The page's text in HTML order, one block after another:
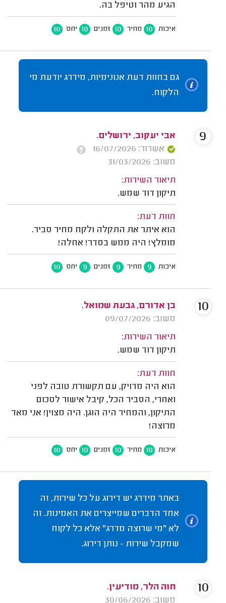
הגיע מהר וטיפל בה.
איכות 10 מחיר 10 זמנים 10 יחס 10
גם בחוות דעת אנונימיות, מידרג יודעת מי
הלקוח.
אבי יעקוב, ירושלים.
אשרור: 16/07/2026
משוב: 31/03/2026
תיאור השירות:
תיקון דוד שמש.
חוות דעת:
הוא איתר את התקלה ולקח מחיר סביר.
מומלץ! היה ממש בסדר! אחלה!
איכות 9 מחיר 9 זמנים 9 יחס 10
9
בן אדורם, גבעת שמואל.
משוב: 09/07/2026
תיאור השירות:
תיקון דוד שמש.
חוות דעת:
הוא היה מדויק, עם תקשורת טובה לפני
ואחרי, הסביר הכל, קיבל אישור לסכום
התיקון, והמחיר היה הוגן. היה מצוין! אני מאד
מרוצה!
איכות 10 מחיר 10 זמנים 10 יחס 10
10
באתר מידרג יש דירוג על כל שירות, זה
אחד הדברים שמייצרים את האמינות. זה
לא "מי שרוצה מדרג" אלא כל לקוח
שמקבל שירות - נותן דירוג.
חוה הלר, מודיעין.
משוב: 30/06/2026
10